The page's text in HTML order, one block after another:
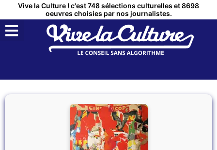
Vive la Culture ! c'est 748 sélections culturelles et 8698
oeuvres choisies par nos journalistes.